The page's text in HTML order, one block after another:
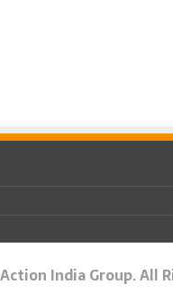
India Group. All